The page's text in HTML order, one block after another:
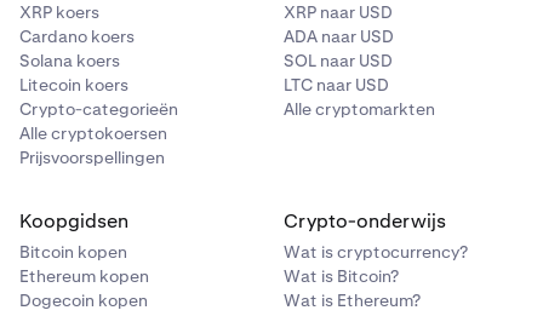
XRP koers
Cardano koers
Solana koers
Litecoin koers
Crypto-categorieën
Alle cryptokoersen
Prijsvoorspellingen
XRP naar USD
ADA naar USD
SOL naar USD
LTC naar USD
Alle cryptomarkten
Koopgidsen
Bitcoin kopen
Ethereum kopen
Dogecoin kopen
Crypto-onderwijs
Wat is cryptocurrency?
Wat is Bitcoin?
Wat is Ethereum?